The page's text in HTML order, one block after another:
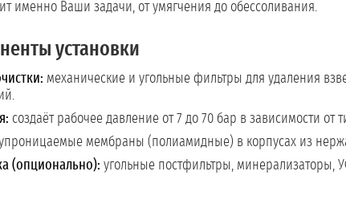
именно Ваши задачи, от умягчения до обессоливания.
установки
механические и угольные фильтры для удаления
создаёт рабочее давление от 7 до 70 бар в зависимости от
мембраны (полиамидные) в корпусах из
(опционально): угольные постфильтры, минерализаторы,